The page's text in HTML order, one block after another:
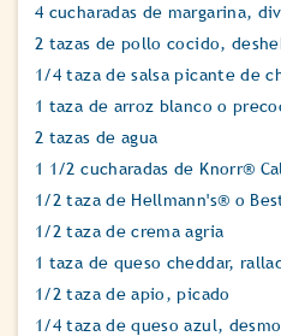
4 cucharadas de margarina,
2 tazas de pollo cocido,
1/4 taza de salsa picante de
1 taza de arroz blanco o
2 tazas de agua
1 1/2 cucharadas de Knorr®
1/2 taza de Hellmann's® o
1/2 taza de crema agria
1 taza de queso cheddar,
1/2 taza de apio, picado
1/4 taza de queso azul,